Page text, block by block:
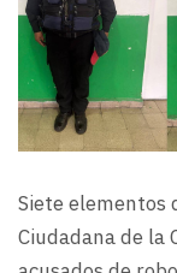
Siete elementos
Ciudadana de la